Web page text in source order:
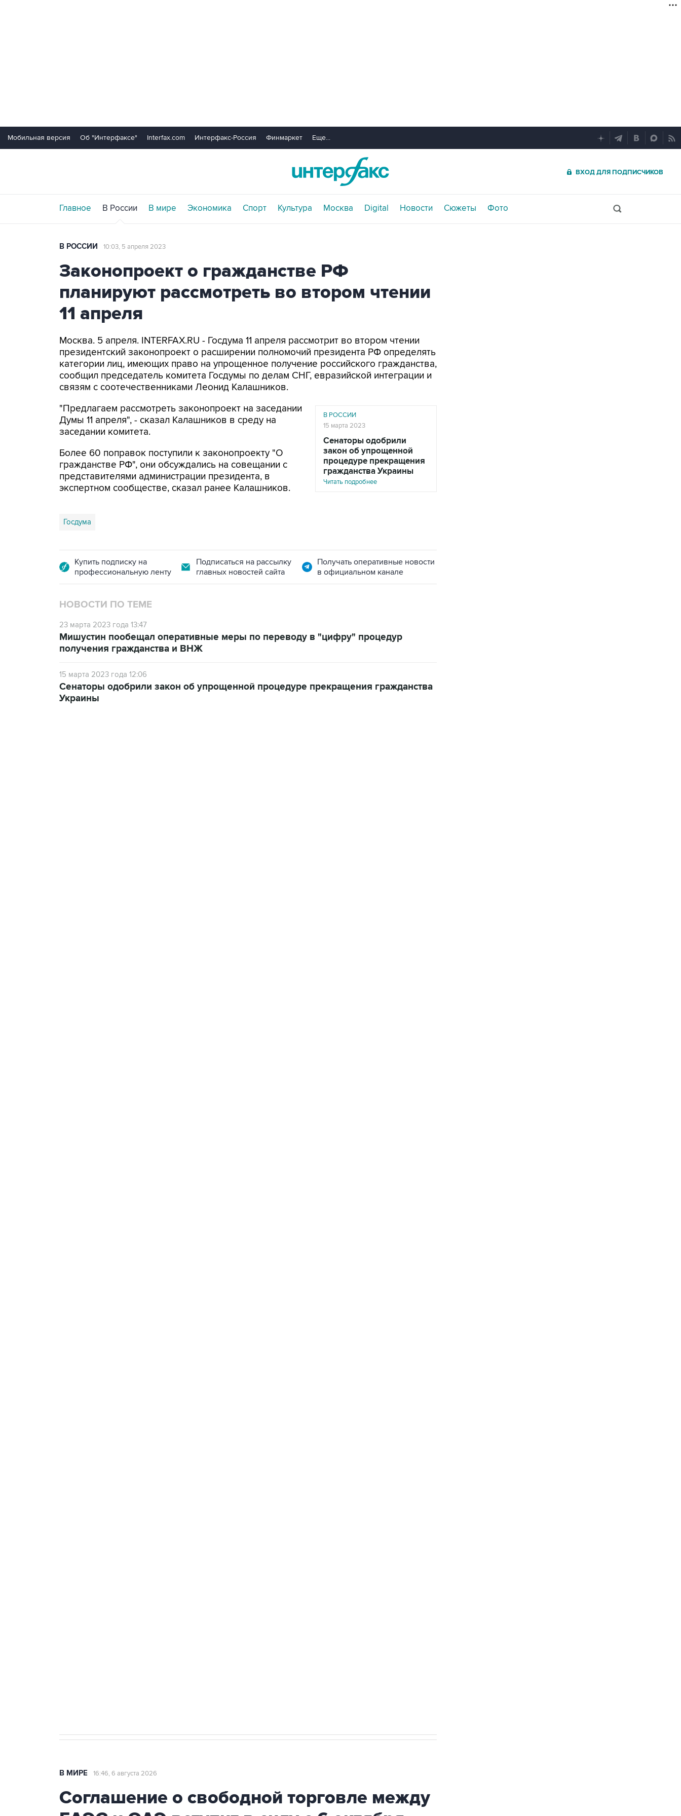
Мобильная версия Об "Интерфаксе" Interfax.com Интерфакс-Россия Финмаркет Еще...
ВХОД ДЛЯ ПОДПИСЧИКОВ
Главное В России В мире Экономика Спорт Культура Москва Digital Новости Сюжеты Фото
В РОССИИ 10:03, 5 апреля 2023
Законопроект о гражданстве РФ
планируют рассмотреть во втором чтении
11 апреля
Москва. 5 апреля. INTERFAX.RU - Госдума 11 апреля рассмотрит во втором чтении
президентский законопроект о расширении полномочий президента РФ определять
категории лиц, имеющих право на упрощенное получение российского гражданства,
сообщил председатель комитета Госдумы по делам СНГ, евразийской интеграции и
связям с соотечественниками Леонид Калашников.
В РОССИИ
15 марта 2023
Сенаторы одобрили
закон об упрощенной
процедуре прекращения
гражданства Украины
Читать подробнее
"Предлагаем рассмотреть законопроект на заседании
Думы 11 апреля", - сказал Калашников в среду на
заседании комитета.
Более 60 поправок поступили к законопроекту "О
гражданстве РФ", они обсуждались на совещании с
представителями администрации президента, в
экспертном сообществе, сказал ранее Калашников.
Госдума
Купить подписку на
профессиональную ленту
Подписаться на рассылку
главных новостей сайта
Получать оперативные новости
в официальном канале
НОВОСТИ ПО ТЕМЕ
23 марта 2023 года 13:47
Мишустин пообещал оперативные меры по переводу в "цифру" процедур
получения гражданства и ВНЖ
15 марта 2023 года 12:06
Сенаторы одобрили закон об упрощенной процедуре прекращения гражданства
Украины
В МИРЕ 16:46, 6 августа 2026
Соглашение о свободной торговле между